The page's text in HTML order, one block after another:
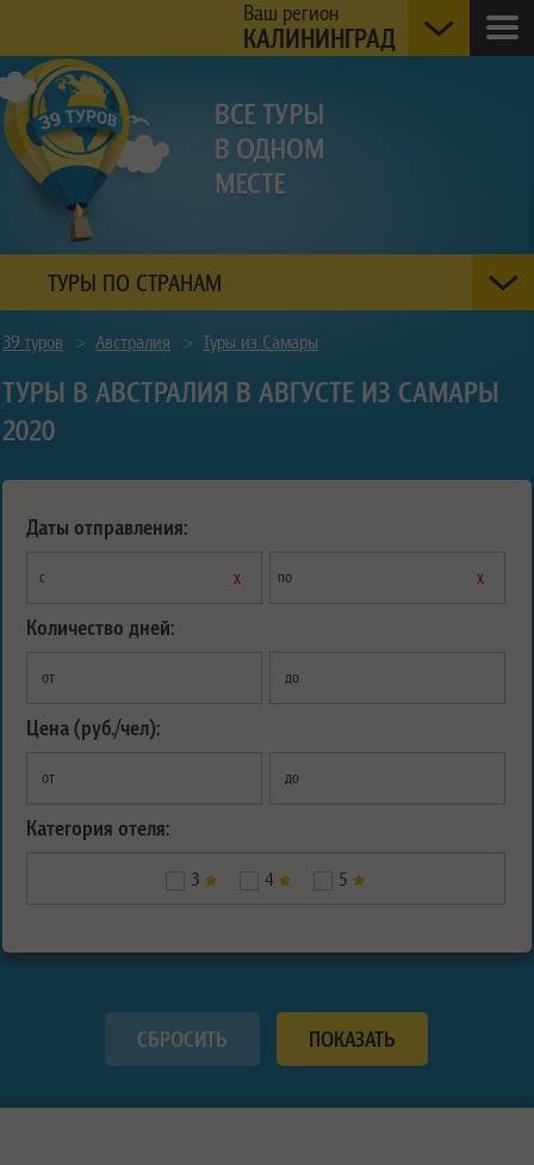
Ваш регион
КАЛИНИНГРАД
ТУРЫ ПО СТРАНАМ
39 туров > Австралия > Туры из Самары
ТУРЫ В АВСТРАЛИЯ В АВГУСТЕ ИЗ САМАРЫ
2020
Даты отправления:
с х по х
Количество дней:
от до
Цена (руб./чел):
от до
Категория отеля:
3 4 5